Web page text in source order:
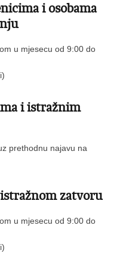
i osobama
u mjesecu od 9:00 do
i istražnim
prethodnu najavu na
zatvoru
u mjesecu od 9:00 do